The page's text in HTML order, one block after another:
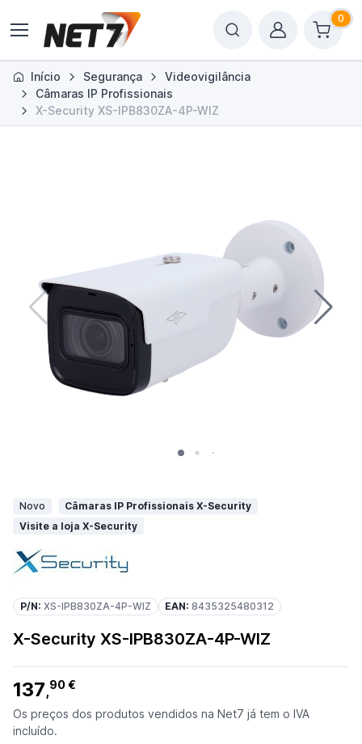
0
Início Segurança
Videovigilância
Câmaras IP Profissionais
X-Security XS-IPB830ZA-4P-WIZ
Novo
Câmaras IP Profissionais X-Security
Visite a loja X-Security
P/N: XS-IPB830ZA-4P-WIZ EAN: 8435325480312
X-Security XS-IPB830ZA-4P-WIZ
137,90 €
Os preços dos produtos vendidos na Net7 já tem o IVA
incluído.